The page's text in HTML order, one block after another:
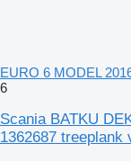
EURO 6 MODEL
6
Scania BATKU
1362687 treeplank